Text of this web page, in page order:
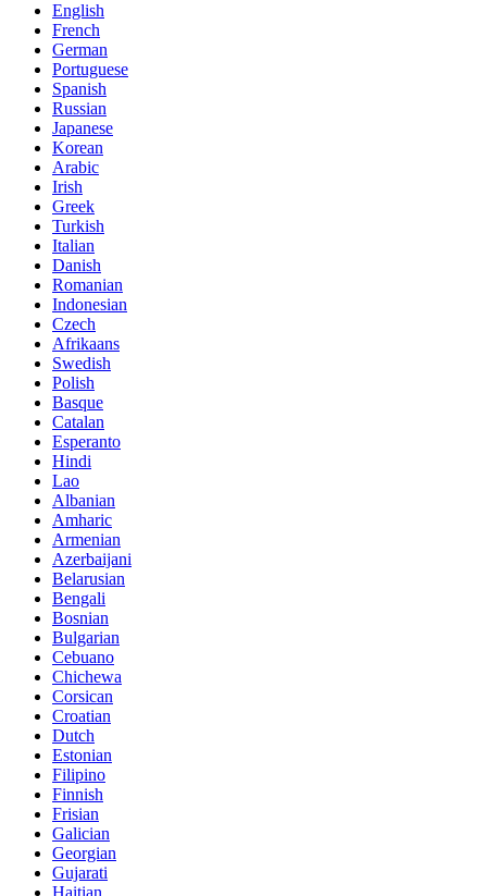
English
French
German
Portuguese
Spanish
Russian
Japanese
Korean
Arabic
Irish
Greek
Turkish
Italian
Danish
Romanian
Indonesian
Czech
Afrikaans
Swedish
Polish
Basque
Catalan
Esperanto
Hindi
Lao
Albanian
Amharic
Armenian
Azerbaijani
Belarusian
Bengali
Bosnian
Bulgarian
Cebuano
Chichewa
Corsican
Croatian
Dutch
Estonian
Filipino
Finnish
Frisian
Galician
Georgian
Gujarati